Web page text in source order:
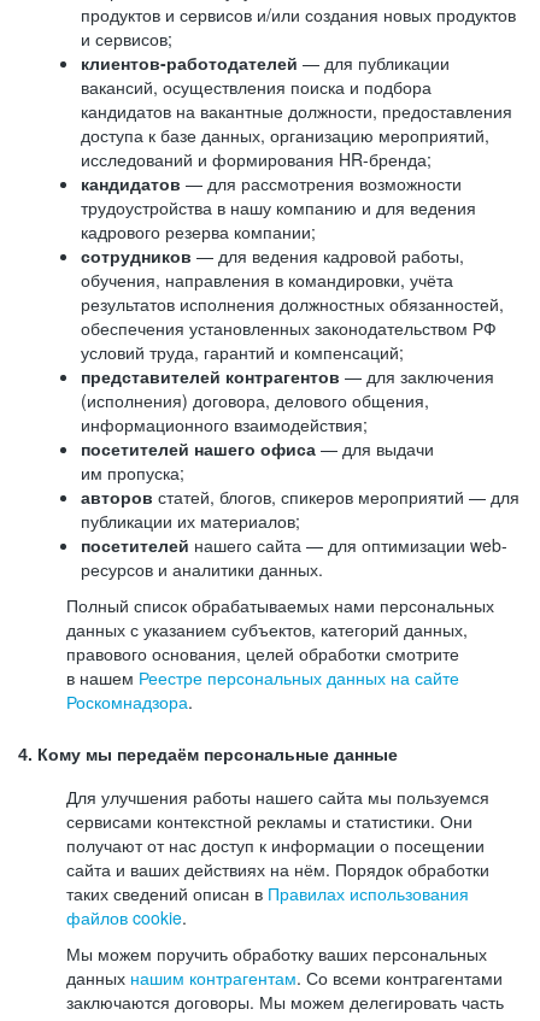
продуктов и сервисов и/или создания новых продуктов
и сервисов;
клиентов-работодателей — для публикации
вакансий, осуществления поиска и подбора
кандидатов на вакантные должности, предоставления
доступа к базе данных, организацию мероприятий,
исследований и формирования HR-бренда;
кандидатов — для рассмотрения возможности
трудоустройства в нашу компанию и для ведения
кадрового резерва компании;
сотрудников — для ведения кадровой работы,
обучения, направления в командировки, учёта
результатов исполнения должностных обязанностей,
обеспечения установленных законодательством РФ
условий труда, гарантий и компенсаций;
представителей контрагентов — для заключения
(исполнения) договора, делового общения,
информационного взаимодействия;
посетителей нашего офиса — для выдачи
им пропуска;
авторов статей, блогов, спикеров мероприятий — для
публикации их материалов;
посетителей нашего сайта — для оптимизации web-
ресурсов и аналитики данных.
Полный список обрабатываемых нами персональных
данных с указанием субъектов, категорий данных,
правового основания, целей обработки смотрите
в нашем Реестре персональных данных на сайте
Роскомнадзора.
4. Кому мы передаём персональные данные
Для улучшения работы нашего сайта мы пользуемся
сервисами контекстной рекламы и статистики. Они
получают от нас доступ к информации о посещении
сайта и ваших действиях на нём. Порядок обработки
таких сведений описан в Правилах использования
файлов cookie.
Мы можем поручить обработку ваших персональных
данных нашим контрагентам. Со всеми контрагентами
заключаются договоры. Мы можем делегировать часть